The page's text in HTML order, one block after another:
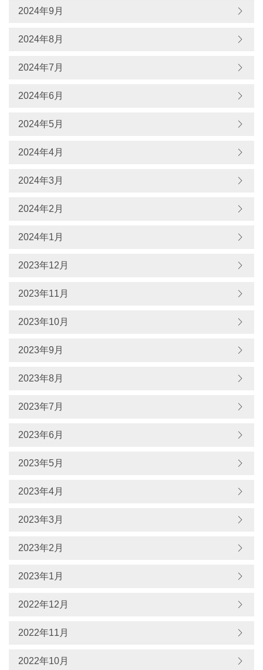
2024年9月
2024年8月
2024年7月
2024年6月
2024年5月
2024年4月
2024年3月
2024年2月
2024年1月
2023年12月
2023年11月
2023年10月
2023年9月
2023年8月
2023年7月
2023年6月
2023年5月
2023年4月
2023年3月
2023年2月
2023年1月
2022年12月
2022年11月
2022年10月